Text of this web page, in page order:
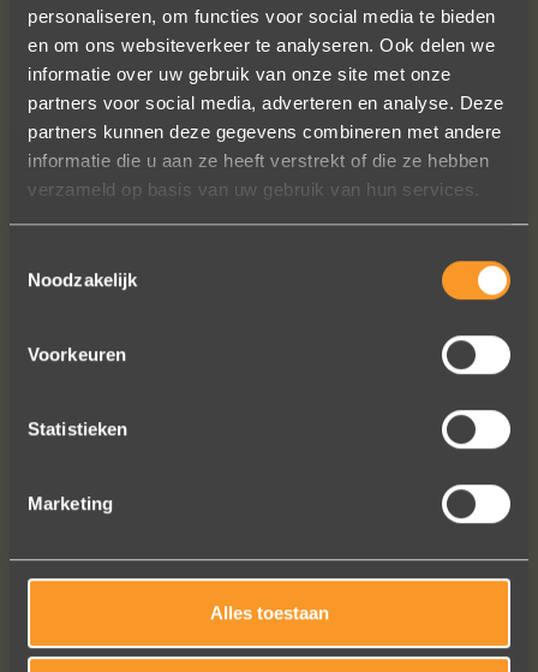
personaliseren, om functies voor social media te bieden
en om ons websiteverkeer te analyseren. Ook delen we
informatie over uw gebruik van onze site met onze
partners voor social media, adverteren en analyse. Deze
partners kunnen deze gegevens combineren met andere
informatie die u aan ze heeft verstrekt of die ze hebben
verzameld op basis van uw gebruik van hun services.
Noodzakelijk
Voorkeuren
Statistieken
Marketing
Alles toestaan
A+ voor ontwerp, klantenservice.
Bedankt voor al je inspanningen en
geduld toen we deze ringen
jaar lang online naar ringen gekeken,